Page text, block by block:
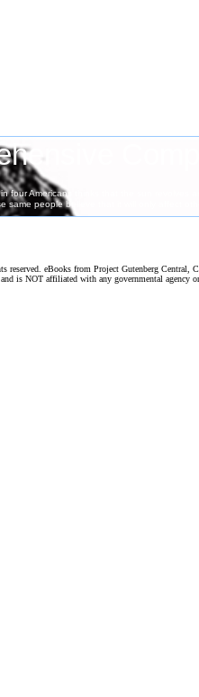
eBooks from Project Gutenberg Central,
is NOT affiliated with any governmental agency